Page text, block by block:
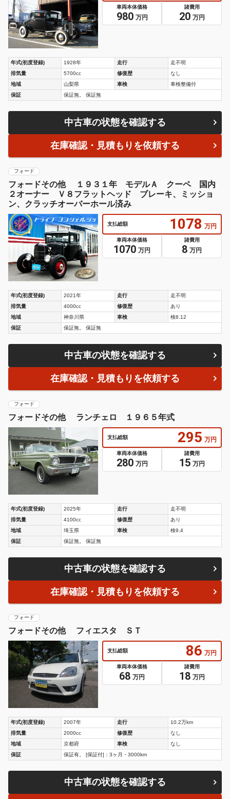
車両本体価格
980 万円
諸費用
20 万円
年式(初度登録) 1928年 走行
走不明
排気量
5700cc 修復歴
なし
地域
山梨県 車検
車検整備付
保証
保証無。 保証無
中古車の状態を確認する
在庫確認・見積もりを依頼する
フォード
フォードその他 １９３１年 モデルＡ クーペ 国内
２オーナー Ｖ８フラットヘッド ブレーキ、ミッショ
ン、クラッチオーバーホール済み
支払総額 1078 万円
車両本体価格
1070 万円
諸費用
8 万円
年式(初度登録) 2021年 走行
走不明
排気量
4000cc 修復歴
あり
地域
神奈川県 車検
検8.12
保証
保証無。 保証無
中古車の状態を確認する
在庫確認・見積もりを依頼する
フォード
フォードその他 ランチェロ １９６５年式
支払総額 295 万円
車両本体価格
280 万円
諸費用
15 万円
年式(初度登録) 2025年 走行
走不明
排気量
4100cc 修復歴
あり
地域
埼玉県 車検
検9.4
保証
保証無。 保証無
中古車の状態を確認する
在庫確認・見積もりを依頼する
フォード
フォードその他 フィエスタ ＳＴ
支払総額 86 万円
車両本体価格
68 万円
諸費用
18 万円
年式(初度登録) 2007年 走行
10.2万km
排気量
2000cc 修復歴
なし
地域
京都府 車検
なし
保証
保証有。 [保証付]：3ヶ月・3000km
中古車の状態を確認する